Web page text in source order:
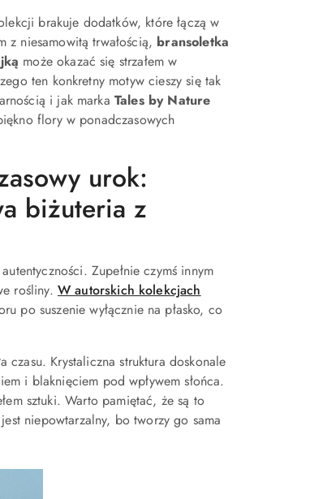
brakuje dodatków, które łączą w
z niesamowitą trwałością, bransoletka
może okazać się strzałem w
ten konkretny motyw cieszy się tak
i jak marka Tales by Nature
flory w ponadczasowych
urok:
biżuteria z
Zupełnie czymś innym
rośliny. W autorskich kolekcjach
po suszenie wyłącznie na płasko, co
czasu. Krystaliczna struktura doskonale
i blaknięciem pod wpływem słońca.
sztuki. Warto pamiętać, że są to
niepowtarzalny, bo tworzy go sama